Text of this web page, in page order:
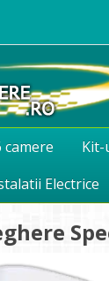
Kit-
Electrice